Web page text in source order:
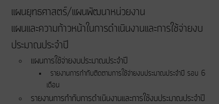
แผนยุทธศาสตร์/แผนพัฒนาหน่วยงาน
แผนและความก้าวหน้าในการดําเนินงานและการใช้จ่ายงบ
ประมาณประจําปี
แผนการใช้จ่ายงบประมาณประจำปี
รายงานการกำกับติดตามการใช้จ่ายงบประมาณประจำปี รอบ 6
เดือน
รายงานการกำกับการดำเนินงานและการใช้งบประมาณประจำปี